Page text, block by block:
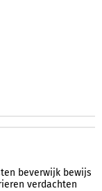
beverwijk bewijs
verdachten